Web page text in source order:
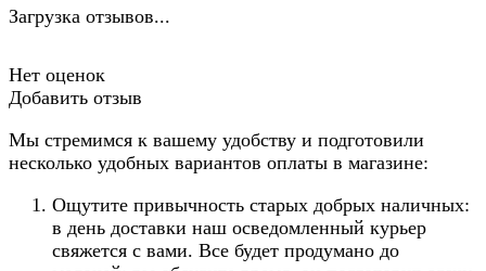
Загрузка отзывов...
Нет оценок
Добавить отзыв
Мы стремимся к вашему удобству и подготовили
несколько удобных вариантов оплаты в магазине:
Ощутите привычность старых добрых наличных:
в день доставки наш осведомленный курьер
свяжется с вами. Все будет продумано до